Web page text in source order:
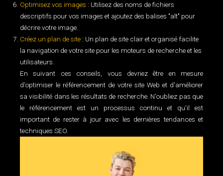
Optimisez vos images : Utilisez des noms de fichiers
descriptifs pour vos images et ajoutez des balises "alt" pour
décrire votre image.
Créez un plan de site : Un plan de site clair et organisé facilite
la navigation de votre site pour les moteurs de recherche et les
utilisateurs.
En suivant ces conseils, vous devriez être en mesure
d'optimiser le référencement de votre site Web et d'améliorer
sa visibilité dans les résultats de recherche. N'oubliez pas que
le référencement est un processus continu et qu'il est
important de rester à jour avec les dernières tendances et
techniques SEO.